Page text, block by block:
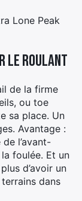
Lone Peak
le roulant
de la firme
ou toe
sa place. Un
Avantage :
l’avant-
foulée. Et un
d’avoir un
dans